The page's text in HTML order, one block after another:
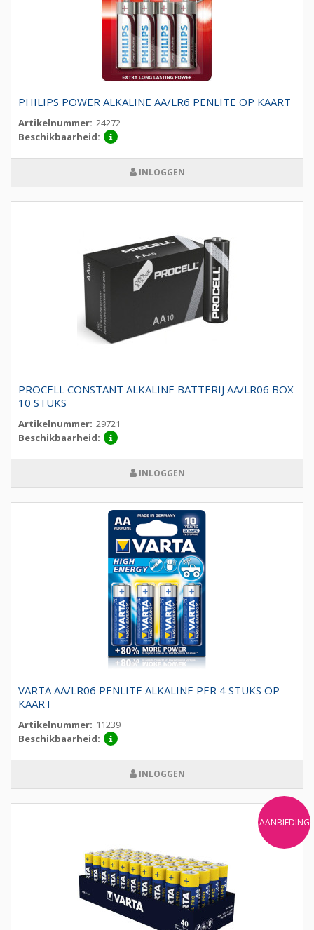
PHILIPS POWER ALKALINE AA/LR6 PENLITE OP KAART
Artikelnummer: 24272
Beschikbaarheid:
INLOGGEN
PROCELL CONSTANT ALKALINE BATTERIJ AA/LR06 BOX
10 STUKS
Artikelnummer: 29721
Beschikbaarheid:
INLOGGEN
VARTA AA/LR06 PENLITE ALKALINE PER 4 STUKS OP
KAART
Artikelnummer: 11239
Beschikbaarheid:
INLOGGEN
AANBIEDING